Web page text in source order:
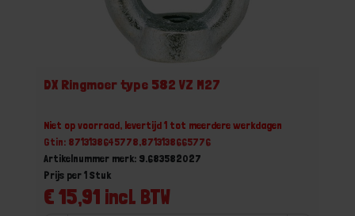
DX Ringmoer type 582 VZ M27
Niet op voorraad, levertijd 1 tot meerdere werkdagen
Gtin: 8713138645778,8713138665776
Artikelnummer merk: 9.683582027
€ 15,91 incl. BTW
Prijs per 1 Stuk